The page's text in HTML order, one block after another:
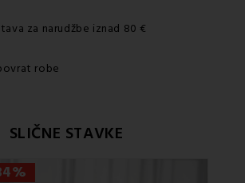
za narudžbe iznad 80 €
robe
SLIČNE STAVKE